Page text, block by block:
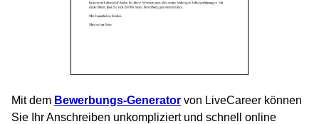
Mit dem Bewerbungs-Generator von LiveCareer können
Sie Ihr Anschreiben unkompliziert und schnell online